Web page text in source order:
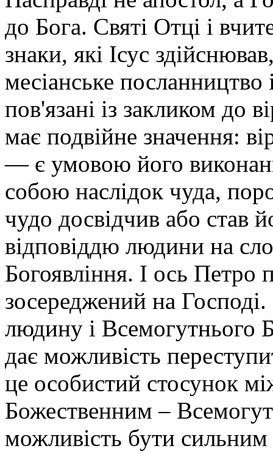
до Бога. Святі Отці і
знаки, які Ісус
месіанське
пов'язані із закликом до
має подвійне значення:
— є умовою його
собою наслідок чуда,
чудо досвідчив або став
відповіддю людини на
Богоявління. І ось Петро
зосереджений на
людину і Всемогутнього
дає можливість
це особистий стосунок
Божественним –
можливість бути